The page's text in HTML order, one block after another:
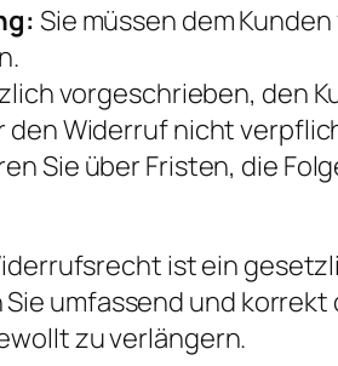
Sie müssen dem
vorgeschrieben, den
den Widerruf nicht
Sie über Fristen, die
ist ein
umfassend und
zu verlängern.